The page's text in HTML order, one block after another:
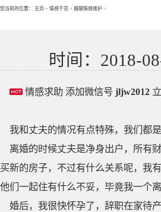
您当前的位置： 主页 > 情感干货 > 婚姻情感维护 >
时间：2018-
情感求助 添加微信号 jljw2012
我和丈夫的情况有点特殊，我们都
离婚的时候丈夫是净身出户，所有
买新的房子，不过有什么关系呢，我
他们一起住有什么不妥，毕竟我一个
婚后，我很快怀孕了，辞职在家待